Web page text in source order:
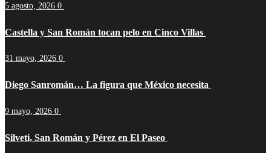
5 agosto, 2026 0
Castella y San Román tocan pelo en Cinco Villas
31 mayo, 2026 0
Diego Sanromán… La figura que México necesita
9 mayo, 2026 0
Silveti, San Román y Pérez en El Paseo